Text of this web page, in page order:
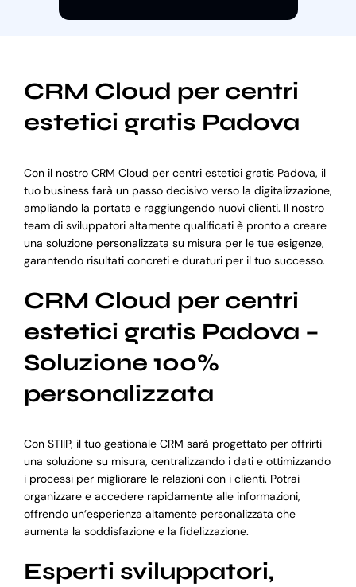
CRM Cloud per centri
estetici gratis Padova
Con il nostro CRM Cloud per centri estetici gratis Padova, il
tuo business farà un passo decisivo verso la digitalizzazione,
ampliando la portata e raggiungendo nuovi clienti. Il nostro
team di sviluppatori altamente qualificati è pronto a creare
una soluzione personalizzata su misura per le tue esigenze,
garantendo risultati concreti e duraturi per il tuo successo.
CRM Cloud per centri
estetici gratis Padova –
Soluzione 100%
personalizzata
Con STIIP, il tuo gestionale CRM sarà progettato per offrirti
una soluzione su misura, centralizzando i dati e ottimizzando
i processi per migliorare le relazioni con i clienti. Potrai
organizzare e accedere rapidamente alle informazioni,
offrendo un’esperienza altamente personalizzata che
aumenta la soddisfazione e la fidelizzazione.
Esperti sviluppatori,